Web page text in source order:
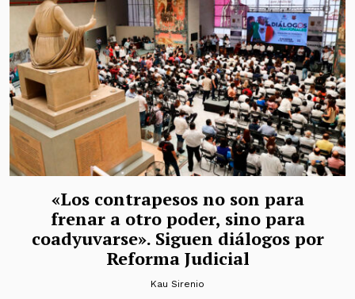
«Los contrapesos no son para
frenar a otro poder, sino para
coadyuvarse». Siguen diálogos por
Reforma Judicial
Kau Sirenio